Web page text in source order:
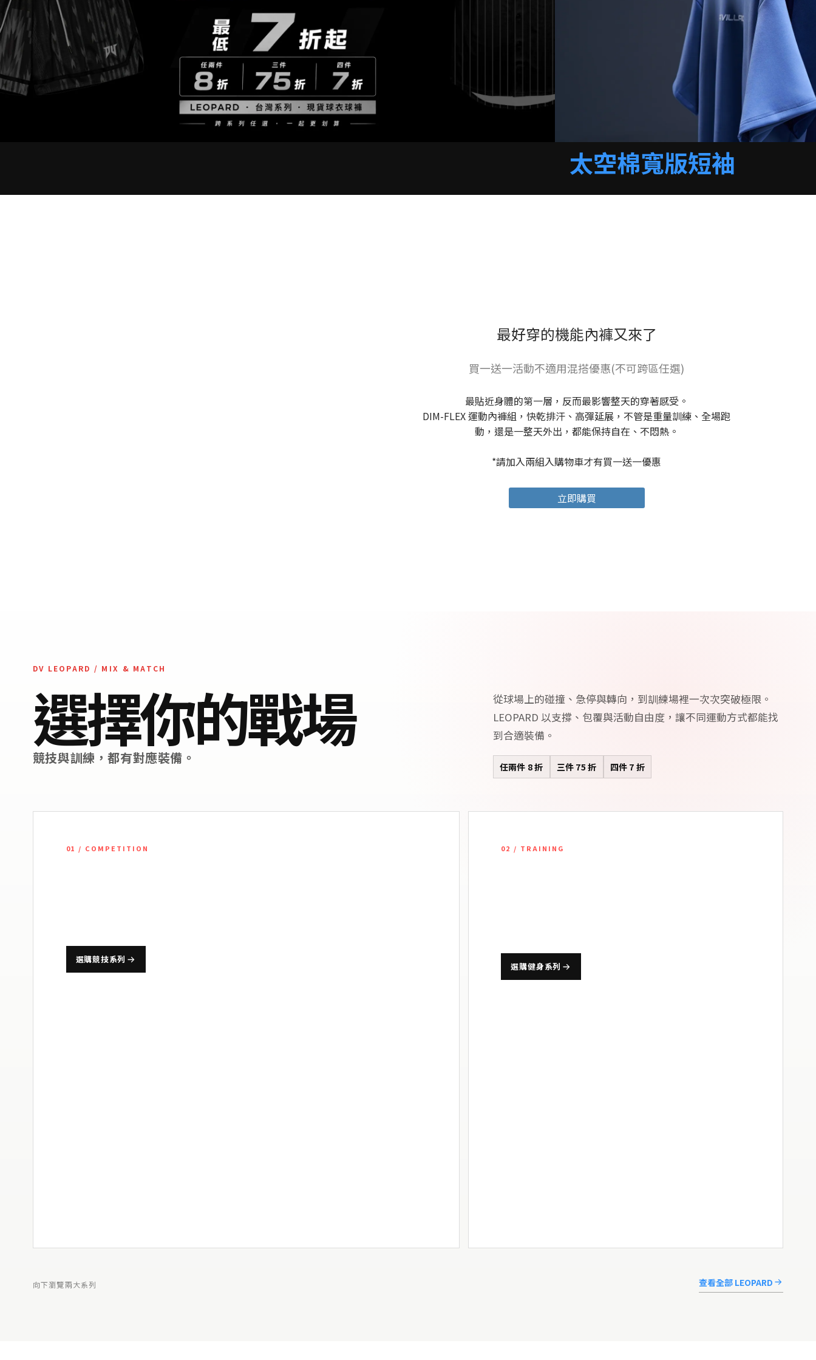
太空棉寬版短袖
最好穿的機能內褲又來了
買一送一活動不適用混搭優惠(不可跨區任選)
最貼近身體的第一層，反而最影響整天的穿著感受。
DIM-FLEX 運動內褲組，快乾排汗、高彈延展，不管是重量訓練、全場跑
動，還是一整天外出，都能保持自在、不悶熱。
*請加入兩組入購物車才有買一送一優惠
立即購買
DV LEOPARD / MIX & MATCH
選擇你的戰場
競技與訓練，都有對應裝備。
從球場上的碰撞、急停與轉向，到訓練場裡一次次突破極限。
LEOPARD 以支撐、包覆與活動自由度，讓不同運動方式都能找
到合適裝備。
任兩件 8 折 三件 75 折 四件 7 折
01 / COMPETITION
選購競技系列
02 / TRAINING
選購健身系列
向下瀏覽兩大系列 查看全部 LEOPARD